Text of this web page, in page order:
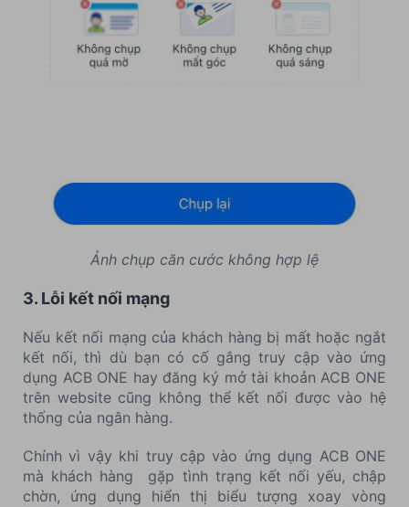
Ảnh chụp căn cước không hợp lệ
3. Lỗi kết nối mạng
Nếu kết nối mạng của khách hàng bị mất hoặc ngắt
kết nối, thì dù bạn có cố gắng truy cập vào ứng
dụng ACB ONE hay đăng ký mở tài khoản ACB ONE
trên website cũng không thể kết nối được vào hệ
thống của ngân hàng.
Chính vì vậy khi truy cập vào ứng dụng ACB ONE
mà khách hàng gặp tình trạng kết nối yếu, chập
chờn, ứng dụng hiển thị biểu tượng xoay vòng